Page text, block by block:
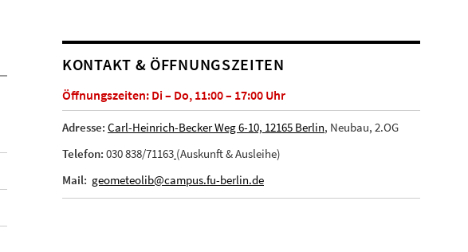
KONTAKT & ÖFFNUNGSZEITEN
Öffnungszeiten: Di – Do, 11:00 – 17:00 Uhr
Adresse: Carl-Heinrich-Becker Weg 6-10, 12165 Berlin, Neubau, 2.OG
Telefon: 030 838/71163 (Auskunft & Ausleihe)
Mail: geometeolib@campus.fu-berlin.de